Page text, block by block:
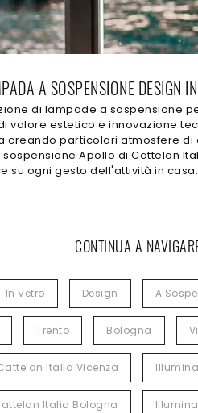
A SOSPENSIONE DESIGN
di lampade a sospensione
valore estetico e innovazione
creando particolari atmosfere
Apollo di Cattelan
su ogni gesto dell'attività in
CONTINUA A
In Vetro Design A
Trento Bologna
Italia Vicenza
Italia Bologna